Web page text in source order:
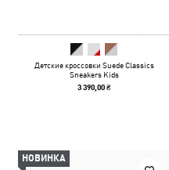
Детские кроссовки Suede Classics
Sneakers Kids
3 390,00 ₴
НОВИНКА